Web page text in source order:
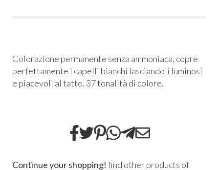
Colorazione permanente senza ammoniaca, copre
perfettamente i capelli bianchi lasciandoli luminosi
e piacevoli al tatto. 37 tonalità di colore.
Continue your shopping! find other products of